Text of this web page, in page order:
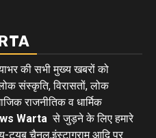
की सभी मुख्य खबरों को
संस्कृति, विरासतों, लोक
राजनीतिक व धार्मिक
Warta से जुड़ने के लिए हमारे
चैनल,इंस्टाग्राम आदि पर